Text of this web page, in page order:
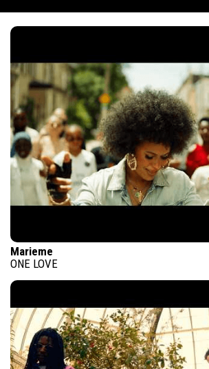
Marieme
ONE LOVE